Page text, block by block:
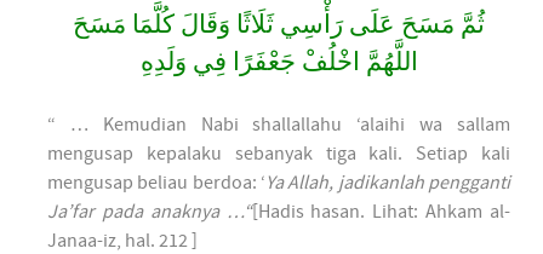
ﺛُﻢَّ ﻣَﺴَﺢَ ﻋَﻠَﻰ ﺭَﺃْﺳِﻲ ﺛَﻠَﺎﺛًﺎ ﻭَﻗَﺎﻝَ ﻛُﻠَّﻤَﺎ ﻣَﺴَﺢَ
ﺍﻟﻠَّﻬُﻢَّ ﺍﺧْﻠُﻒْ ﺟَﻌْﻔَﺮًﺍ ﻓِﻲ ﻭَﻟَﺪِﻩِ
“ … Kemudian Nabi shallallahu ‘alaihi wa sallam
mengusap kepalaku sebanyak tiga kali. Setiap kali
mengusap beliau berdoa: ‘ Ya Allah, jadikanlah pengganti
Ja’far pada anaknya …“[Hadis hasan. Lihat: Ahkam al-
Janaa-iz, hal. 212 ]